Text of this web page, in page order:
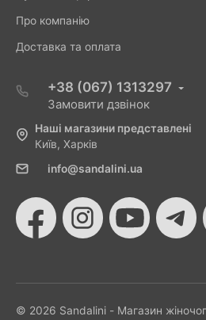
Про компанію
Доставка та оплата
+38 (067) 1313297
Замовити дзвінок
Наші магазини представлені
Київ, Харків
info@sandalini.ua
© 2026 Sandalini - Магазин